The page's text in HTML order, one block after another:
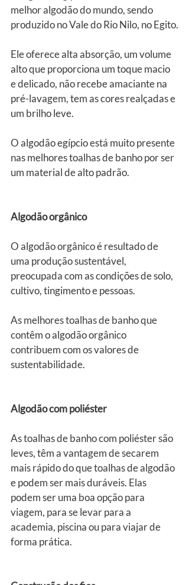
melhor algodão do mundo, sendo
produzido no Vale do Rio Nilo, no Egito.
Ele oferece alta absorção, um volume
alto que proporciona um toque macio
e delicado, não recebe amaciante na
pré-lavagem, tem as cores realçadas e
um brilho leve.
O algodão egípcio está muito presente
nas melhores toalhas de banho por ser
um material de alto padrão.
Algodão orgânico
O algodão orgânico é resultado de
uma produção sustentável,
preocupada com as condições de solo,
cultivo, tingimento e pessoas.
As melhores toalhas de banho que
contêm o algodão orgânico
contribuem com os valores de
sustentabilidade.
Algodão com poliéster
As toalhas de banho com poliéster são
leves, têm a vantagem de secarem
mais rápido do que toalhas de algodão
e podem ser mais duráveis. Elas
podem ser uma boa opção para
viagem, para se levar para a
academia, piscina ou para viajar de
forma prática.